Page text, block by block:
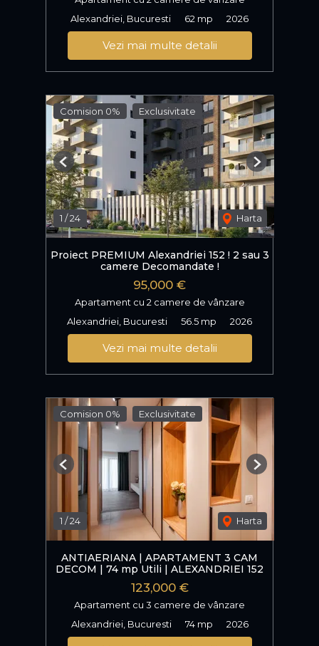
Alexandriei, Bucuresti
62 mp 2026
Vezi mai multe detalii
Comision 0% Exclusivitate
1 /24 Harta
Previous Next
Proiect PREMIUM Alexandriei 152 ! 2 sau 3
camere Decomandate !
95,000 €
Apartament cu 2 camere de vânzare
Alexandriei, Bucuresti
56.5 mp 2026
Vezi mai multe detalii
Comision 0% Exclusivitate
1 /24 Harta
Previous Next
ANTIAERIANA | APARTAMENT 3 CAM
DECOM | 74 mp Utili | ALEXANDRIEI 152
123,000 €
Apartament cu 3 camere de vânzare
Alexandriei, Bucuresti
74 mp 2026